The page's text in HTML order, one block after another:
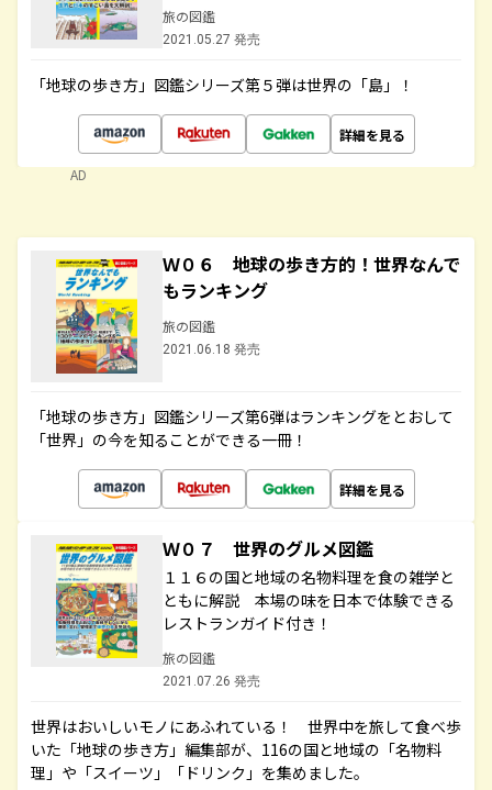
旅の図鑑
2021.05.27 発売
「地球の歩き方」図鑑シリーズ第５弾は世界の「島」！
詳細を見る
AD
Ｗ０６ 地球の歩き方的！世界なんで
もランキング
旅の図鑑
2021.06.18 発売
「地球の歩き方」図鑑シリーズ第6弾はランキングをとおして
「世界」の今を知ることができる一冊！
詳細を見る
Ｗ０７ 世界のグルメ図鑑
１１６の国と地域の名物料理を食の雑学と
ともに解説 本場の味を日本で体験できる
レストランガイド付き！
旅の図鑑
2021.07.26 発売
世界はおいしいモノにあふれている！ 世界中を旅して食べ歩
いた「地球の歩き方」編集部が、116の国と地域の「名物料
理」や「スイーツ」「ドリンク」を集めました。